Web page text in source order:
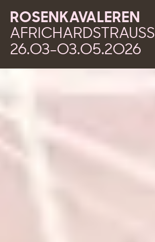
ROSENKAVALEREN
AF RICHARDSTRAUSS
26.03-03.05.2026